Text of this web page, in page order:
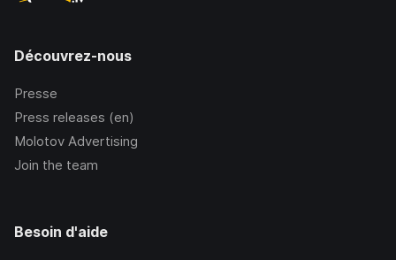
Découvrez-nous
Presse
Press releases (en)
Molotov Advertising
Join the team
Besoin d'aide